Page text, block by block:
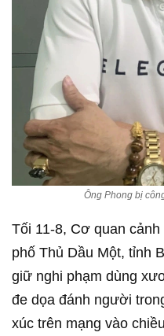
Ông Phong bị
Tối 11-8, Cơ quan
phố Thủ Dầu Một, tỉnh
giữ nghi phạm dùng
đe dọa đánh người
xúc trên mạng vào